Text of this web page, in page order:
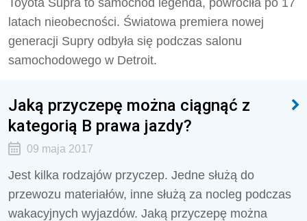
Toyota Supra to samochód legenda, powróciła po 17
latach nieobecności. Światowa premiera nowej
generacji Supry odbyła się podczas salonu
samochodowego w Detroit.
Jaką przyczepę można ciągnąć z
kategorią B prawa jazdy?
09 maja 2017
Jest kilka rodzajów przyczep. Jedne służą do
przewozu materiałów, inne służą za nocleg podczas
wakacyjnych wyjazdów. Jaką przyczepę można